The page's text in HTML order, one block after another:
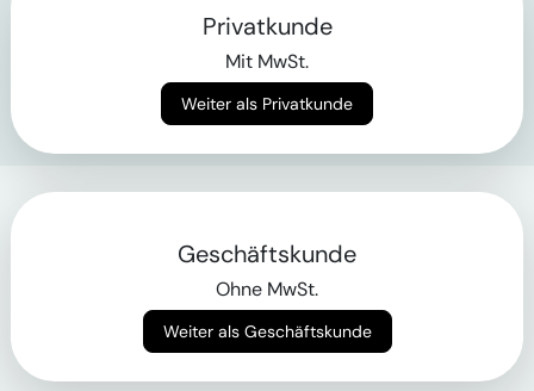
Privatkunde
Mit MwSt.
Weiter als Privatkunde
Geschäftskunde
Ohne MwSt.
Weiter als Geschäftskunde